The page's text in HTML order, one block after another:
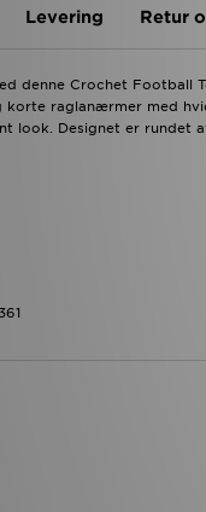
Levering Retur
denne Crochet Football
korte raglanærmer med
look. Designet er rundet